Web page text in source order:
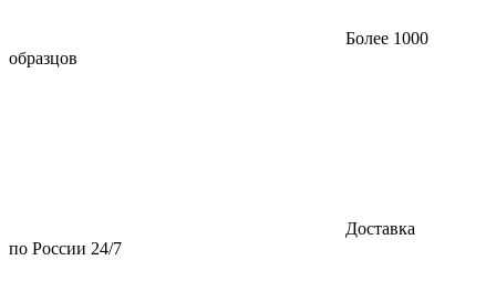
Более 1000
образцов
Доставка
по России 24/7